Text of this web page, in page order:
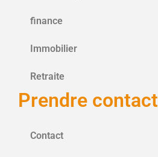
finance
Immobilier
Retraite
Prendre contact
Contact